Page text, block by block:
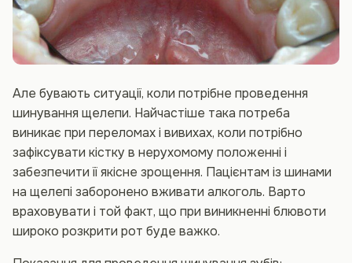
Але бувають ситуації, коли потрібне проведення
шинування щелепи. Найчастіше така потреба
виникає при переломах і вивихах, коли потрібно
зафіксувати кістку в нерухомому положенні і
забезпечити її якісне зрощення. Пацієнтам із шинами
на щелепі заборонено вживати алкоголь. Варто
враховувати і той факт, що при виникненні блювоти
широко розкрити рот буде важко.